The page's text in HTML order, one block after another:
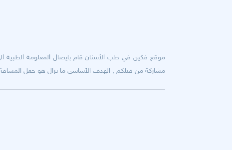
موقع فكين في طب الأسنان قام بايصال المعلومة الطبية
مشاركة من قبلكم , الهدف الأساسي ما يزال هو جعل المسافة